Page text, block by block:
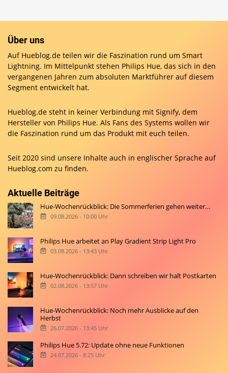
Über uns
Auf Hueblog.de teilen wir die Faszination rund um Smart
Lightning. Im Mittelpunkt stehen Philips Hue, das sich in den
vergangenen Jahren zum absoluten Marktführer auf diesem
Segment entwickelt hat.
Hueblog.de steht in keiner Verbindung mit Signify, dem
Hersteller von Philips Hue. Als Fans des Systems wollen wir
die Faszination rund um das Produkt mit euch teilen.
Seit 2020 sind unsere Inhalte auch in englischer Sprache auf
Hueblog.com zu finden.
Aktuelle Beiträge
Hue-Wochenrückblick: Die Sommerferien gehen weiter…
09.08.2026 - 10:00 Uhr
Philips Hue arbeitet an Play Gradient Strip Light Pro
03.08.2026 - 13:43 Uhr
Hue-Wochenrückblick: Dann schreiben wir halt Postkarten
02.08.2026 - 13:57 Uhr
Hue-Wochenrückblick: Noch mehr Ausblicke auf den
Herbst
26.07.2026 - 13:45 Uhr
Philips Hue 5.72: Update ohne neue Funktionen
24.07.2026 - 8:25 Uhr